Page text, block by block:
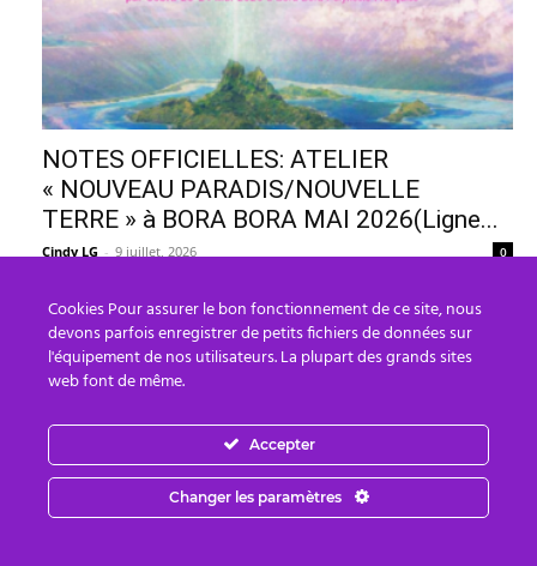
NOTES OFFICIELLES: ATELIER
« NOUVEAU PARADIS/NOUVELLE
TERRE » à BORA BORA MAI 2026(Ligne...
Cindy LG - 9 juillet, 2026 0
Cookies Pour assurer le bon fonctionnement de ce site, nous
devons parfois enregistrer de petits fichiers de données sur
l'équipement de nos utilisateurs. La plupart des grands sites
web font de même.
Accepter
Changer les paramètres